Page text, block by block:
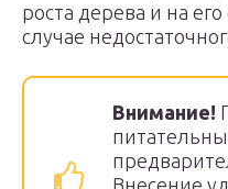
роста дерева и на
случае
Внимание!
Внесение